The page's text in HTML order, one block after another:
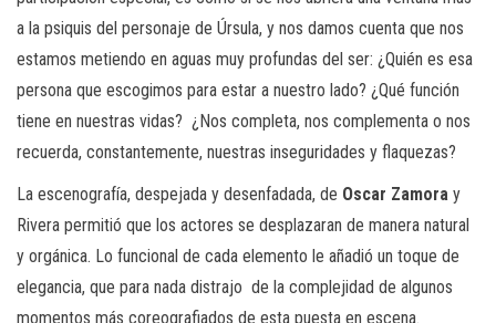
a la psiquis del personaje de Úrsula, y nos damos cuenta que nos
estamos metiendo en aguas muy profundas del ser: ¿Quién es esa
persona que escogimos para estar a nuestro lado? ¿Qué función
tiene en nuestras vidas? ¿Nos completa, nos complementa o nos
recuerda, constantemente, nuestras inseguridades y flaquezas?
La escenografía, despejada y desenfadada, de Oscar Zamora y
Rivera permitió que los actores se desplazaran de manera natural
y orgánica. Lo funcional de cada elemento le añadió un toque de
elegancia, que para nada distrajo de la complejidad de algunos
momentos más coreografiados de esta puesta en escena.